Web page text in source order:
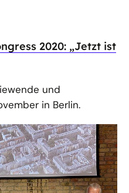
2020: „Jetzt ist
und
in Berlin.